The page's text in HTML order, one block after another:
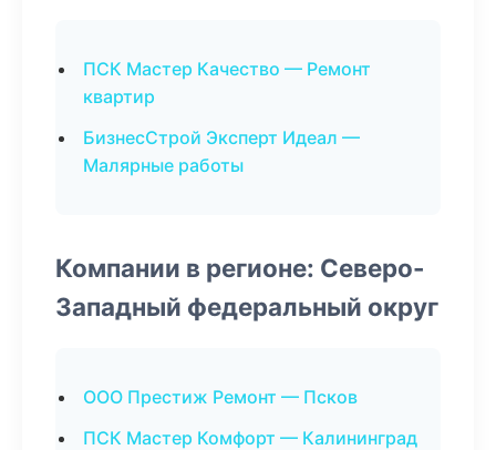
ПСК Мастер Качество — Ремонт
квартир
БизнесСтрой Эксперт Идеал —
Малярные работы
Компании в регионе: Северо-
Западный федеральный округ
ООО Престиж Ремонт — Псков
ПСК Мастер Комфорт — Калининград